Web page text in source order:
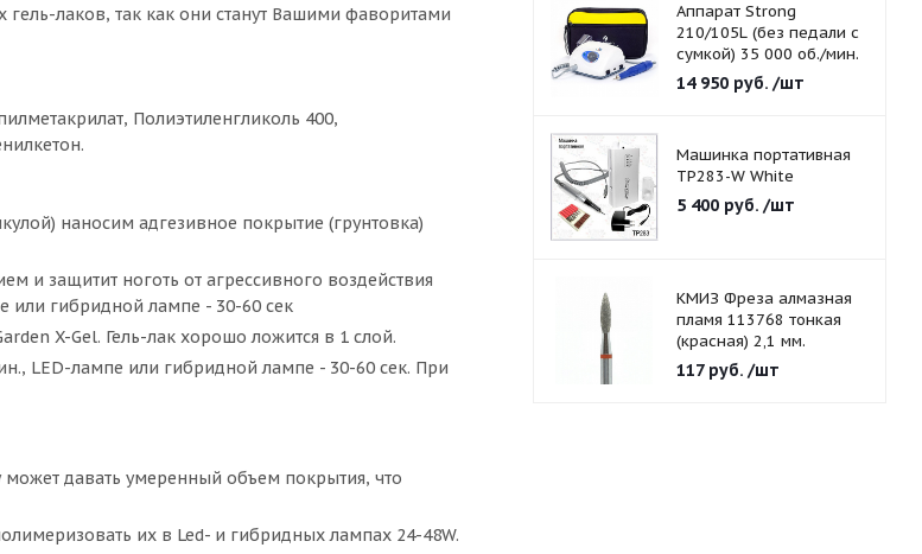
лаков, так как они станут Вашими фаворитами
Полиэтиленгликоль 400,
наносим адгезивное покрытие (грунтовка)
и защитит ноготь от агрессивного воздействия
или гибридной лампе - 30-60 сек
X-Gel. Гель-лак хорошо ложится в 1 слой.
LED-лампе или гибридной лампе - 30-60 сек. При
может давать умеренный объем покрытия, что
их в Led- и гибридных лампах 24-48W.
Аппарат Strong
210/105L (без педали с
сумкой) 35 000 об./мин.
14 950руб. /шт
Машинка портативная
TP283-W White
5 400руб. /шт
КМИЗ Фреза алмазная
пламя 113768 тонкая
(красная) 2,1 мм.
117руб. /шт